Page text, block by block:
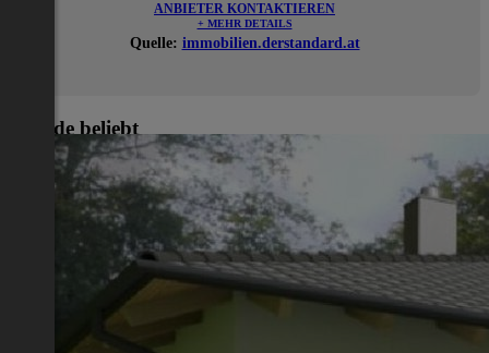
ANBIETER KONTAKTIEREN
+ MEHR DETAILS
Quelle: immobilien.derstandard.at
Gerade beliebt